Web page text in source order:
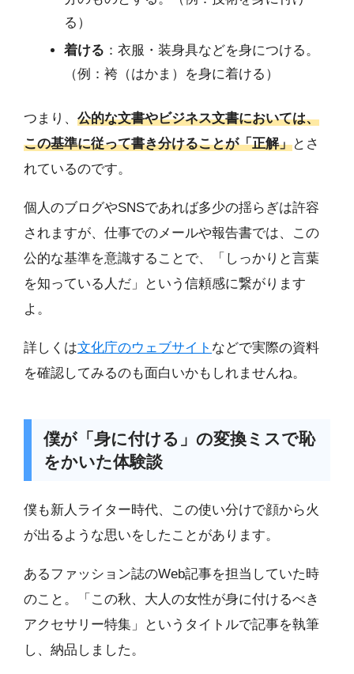
る）
着ける ：衣服・装身具などを身につける。
（例：袴（はかま）を身に着ける）
つまり、 公的な文書やビジネス文書においては、
この基準に従って書き分けることが「正解」とさ
れているのです。
個人のブログやSNSであれば多少の揺らぎは許容
されますが、仕事でのメールや報告書では、この
公的な基準を意識することで、「しっかりと言葉
を知っている人だ」という信頼感に繋がります
よ。
詳しくは文化庁のウェブサイト などで実際の資料
を確認してみるのも面白いかもしれませんね。
僕が「身に付ける」の変換ミスで恥
をかいた体験談
僕も新人ライター時代、この使い分けで顔から火
が出るような思いをしたことがあります。
あるファッション誌のWeb記事を担当していた時
のこと。「この秋、大人の女性が身に付けるべき
アクセサリー特集」というタイトルで記事を執筆
し、納品しました。